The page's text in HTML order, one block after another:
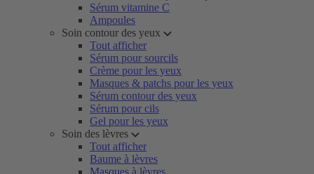
Sérum vitamine C
Ampoules
Soin contour des yeux
Tout afficher
Sérum pour sourcils
Crème pour les yeux
Masques & patchs pour les yeux
Sérum contour des yeux
Sérum pour cils
Gel pour les yeux
Soin des lèvres
Tout afficher
Baume à lèvres
Masques à lèvres